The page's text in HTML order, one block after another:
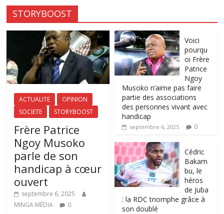
STORYBOOST
ACTUALITE
OPINION
SOCIETE
STORYBOOST
Frère Patrice
Ngoy Musoko
parle de son
handicap à cœur
ouvert
septembre 6, 2025
MINGA MÉDIA
0
Voici
pourqu
oi Frère
Patrice
Ngoy
Musoko n’aime pas faire
partie des associations
des personnes vivant avec
handicap
septembre 6, 2025 0
‎Cédric
Bakam
bu, le
héros
de Juba
: la RDC triomphe grâce à
son doublé